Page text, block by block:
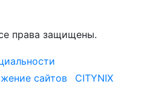
права защищены.
сайтов
CITYNIX